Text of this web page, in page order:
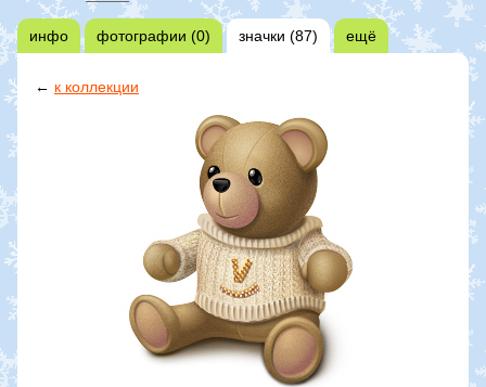
инфо фотографии (0) значки (87) ещё
← к коллекции